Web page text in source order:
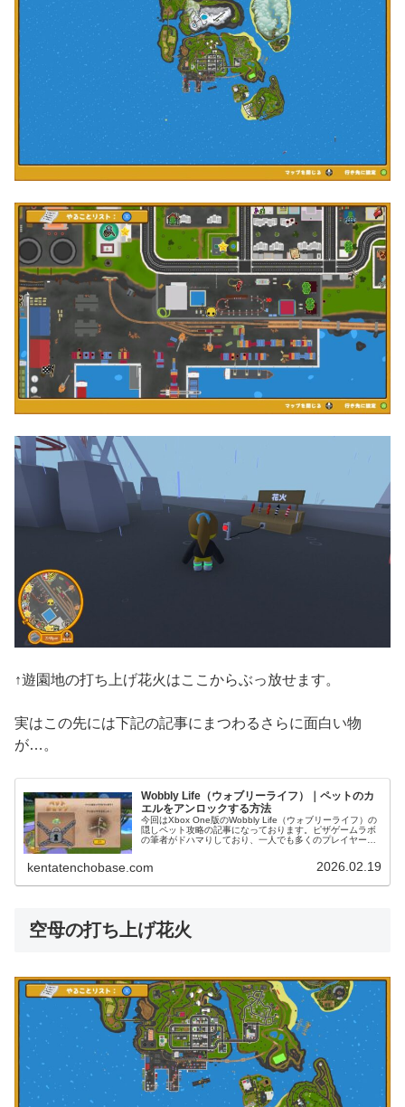
↑遊園地の打ち上げ花火はここからぶっ放せます。
実はこの先には下記の記事にまつわるさらに面白い物
が…。
Wobbly Life（ウォブリーライフ）｜ペットのカ
エルをアンロックする方法
今回はXbox One版のWobbly Life（ウォブリーライフ）の
隠しペット攻略の記事になっております。ピザゲームラボ
の筆者がドハマりしており、一人でも多くのプレイヤーに
kentatenchobase.com 2026.02.19
空母の打ち上げ花火